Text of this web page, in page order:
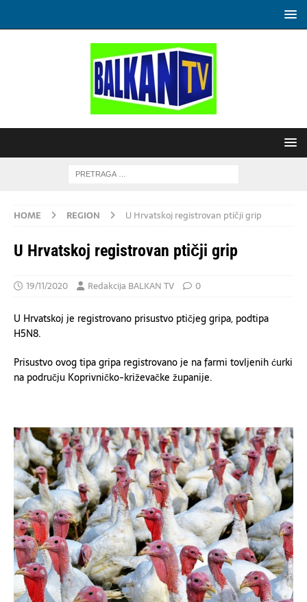
HOME REGION U Hrvatskoj registrovan ptičji grip
U Hrvatskoj registrovan ptičji grip
19/11/2020 Redakcija BALKAN TV 0
U Hrvatskoj je registrovano prisustvo ptičjeg gripa, podtipa
H5N8.
Prisustvo ovog tipa gripa registrovano je na farmi tovljenih ćurki
na području Koprivničko-križevačke županije.